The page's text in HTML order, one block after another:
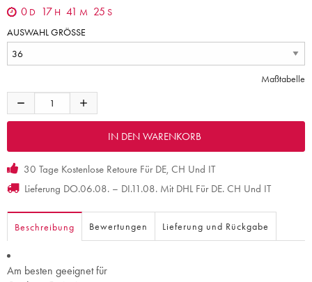
0 D 17 H 41 M 25 S
AUSWAHL GRÖSSE
Maßtabelle
30 Tage Kostenlose Retoure Für DE, CH Und IT
Lieferung DO.06.08. – DI.11.08. Mit DHL Für DE. CH Und IT
Beschreibung Bewertungen Lieferung und Rückgabe
Am besten geeignet für